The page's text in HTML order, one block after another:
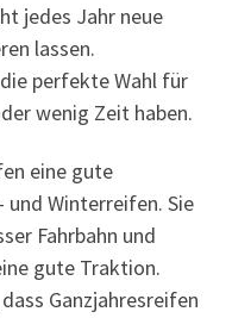
jedes Jahr neue
lassen.
perfekte Wahl für
wenig Zeit haben.
eine gute
Winterreifen. Sie
Fahrbahn und
gute Traktion.
Ganzjahresreifen